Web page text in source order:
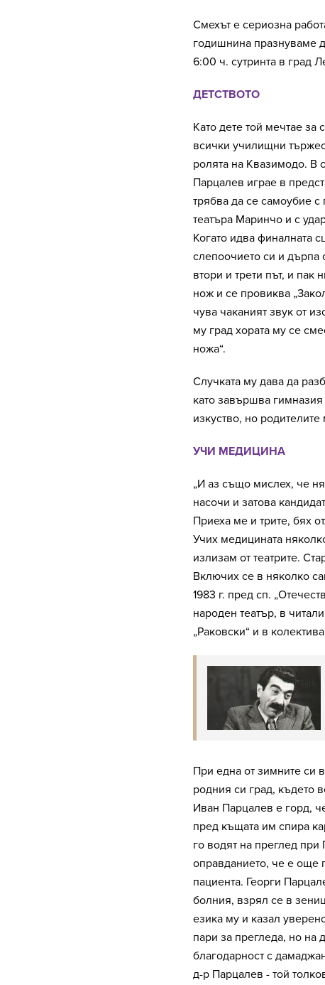
Смехът е сериозна
годишнина празнуваме
6:00 ч. сутринта в град
ДЕТСТВОТО
Като дете той мечтае за
всички училищни
ролята на Квазимодо. В
Парцалев играе в
трябва да се самоубие с
театъра Маринчо и с
Когато идва финалната
слепоочието си и дърпа
втори и трети път, и пак
нож и се провиква
чува чаканият звук от
му град хората му се
ножа“.
Случката му дава да
като завършва
изкуство, но
УЧИ МЕДИЦИНА
„И аз също мислех, че
насочи и затова
Приеха ме и трите, бях
Учих медицината
излизам от театрите.
Включих се в няколко
1983 г. пред сп.
народен театър, в
„Раковски“ и в
При една от зимните си
родния си град, където
Иван Парцалев е горд,
пред къщата им спира
го водят на преглед при
оправданието, че е още
пациента. Георги
болния, взрял се в
езика му и казал
пари за прегледа, но на
благодарност с
д-р Парцалев - той